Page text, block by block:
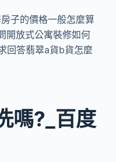
子的價格一般怎麼算
開放式公寓裝修如何
回答翡翠a貨b貨怎麼
嗎?_百度